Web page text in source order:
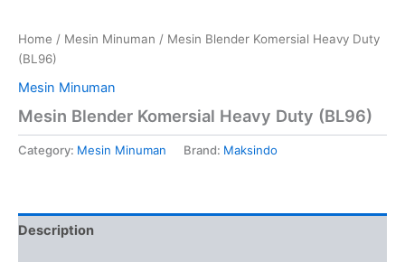
Home / Mesin Minuman / Mesin Blender Komersial Heavy Duty
(BL96)
Mesin Minuman
Mesin Blender Komersial Heavy Duty (BL96)
Category: Mesin Minuman Brand: Maksindo
Description